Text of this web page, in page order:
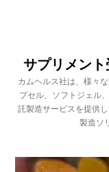
サプリメン
カムヘルス社は、様々
プセル、ソフトジェル
託製造サービスを提供
製造ソ